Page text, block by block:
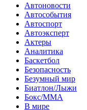
Автоновости
Автособытия
Автоспорт
Автоэксперт
Актеры
Аналитика
Баскетбол
Безопасность
Безумный мир
Биатлон/Лыжи
Бокс/MMA
В мире